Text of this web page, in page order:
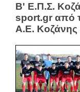
Β' Ε.Π.Σ.
sport.gr από
Α.Ε. Κοζάνης